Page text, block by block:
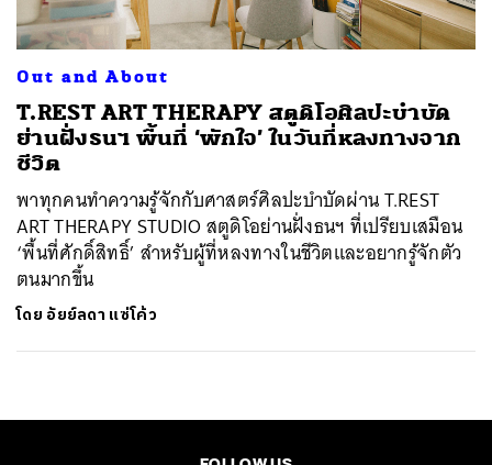
Out and About
T.REST ART THERAPY สตูดิโอศิลปะบำบัด
ย่านฝั่งธนฯ พื้นที่ ‘พักใจ’ ในวันที่หลงทางจาก
ชีวิต
พาทุกคนทำความรู้จักกับศาสตร์ศิลปะบำบัดผ่าน T.REST
ART THERAPY STUDIO สตูดิโอย่านฝั่งธนฯ ที่เปรียบเสมือน
‘พื้นที่ศักดิ์สิทธิ์’ สำหรับผู้ที่หลงทางในชีวิตและอยากรู้จักตัว
ตนมากขึ้น
โดย อัยย์ลดา แซ่โค้ว
ค้นหา